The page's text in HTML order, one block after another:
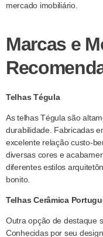
mercado imobiliário.
Marcas e
Telhas Tégula
As telhas Tégula são
durabilidade. Fabricadas
excelente relação custo-
diversas cores e
diferentes estilos
bonito.
Telhas Cerâmica
Outra opção de destaque
Conhecidas por seu